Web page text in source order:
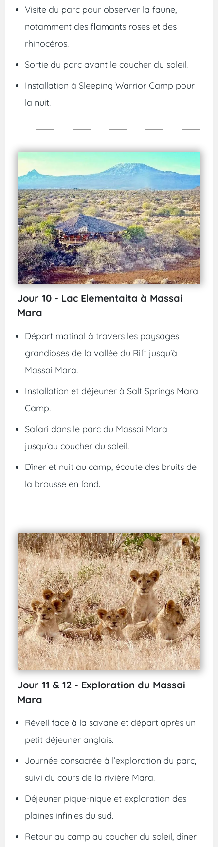
Visite du parc pour observer la faune,
notamment des flamants roses et des
rhinocéros.
Sortie du parc avant le coucher du soleil.
Installation à Sleeping Warrior Camp pour
la nuit.
Jour 10 - Lac Elementaita à Massai
Mara
Départ matinal à travers les paysages
grandioses de la vallée du Rift jusqu'à
Massai Mara.
Installation et déjeuner à Salt Springs Mara
Camp.
Safari dans le parc du Massai Mara
jusqu'au coucher du soleil.
Dîner et nuit au camp, écoute des bruits de
la brousse en fond.
Jour 11 & 12 - Exploration du Massai
Mara
Réveil face à la savane et départ après un
petit déjeuner anglais.
Journée consacrée à l’exploration du parc,
suivi du cours de la rivière Mara.
Déjeuner pique-nique et exploration des
plaines infinies du sud.
Retour au camp au coucher du soleil, dîner